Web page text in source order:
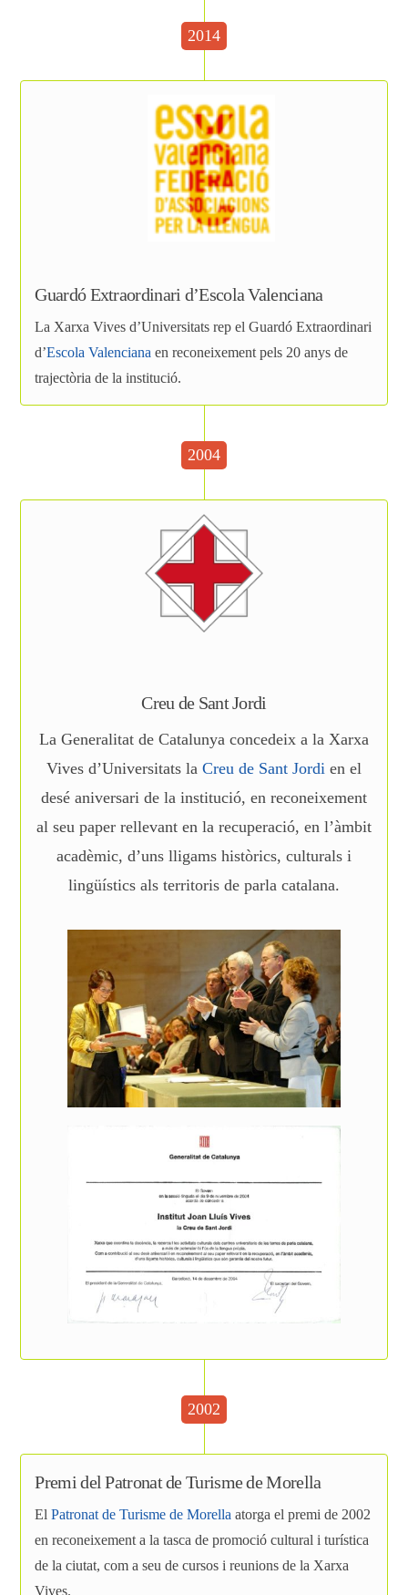
2014
Guardó Extraordinari d’Escola Valenciana
La Xarxa Vives d’Universitats rep el Guardó Extraordinari
d’Escola Valenciana en reconeixement pels 20 anys de
trajectòria de la institució.
2004
Creu de Sant Jordi
La Generalitat de Catalunya concedeix a la Xarxa
Vives d’Universitats la Creu de Sant Jordi en el
desé aniversari de la institució, en reconeixement
al seu paper rellevant en la recuperació, en l’àmbit
acadèmic, d’uns lligams històrics, culturals i
lingüístics als territoris de parla catalana.
2002
Premi del Patronat de Turisme de Morella
ElPatronat de Turisme de Morella atorga el premi de 2002
en reconeixement a la tasca de promoció cultural i turística
de la ciutat, com a seu de cursos i reunions de la Xarxa
Vives.